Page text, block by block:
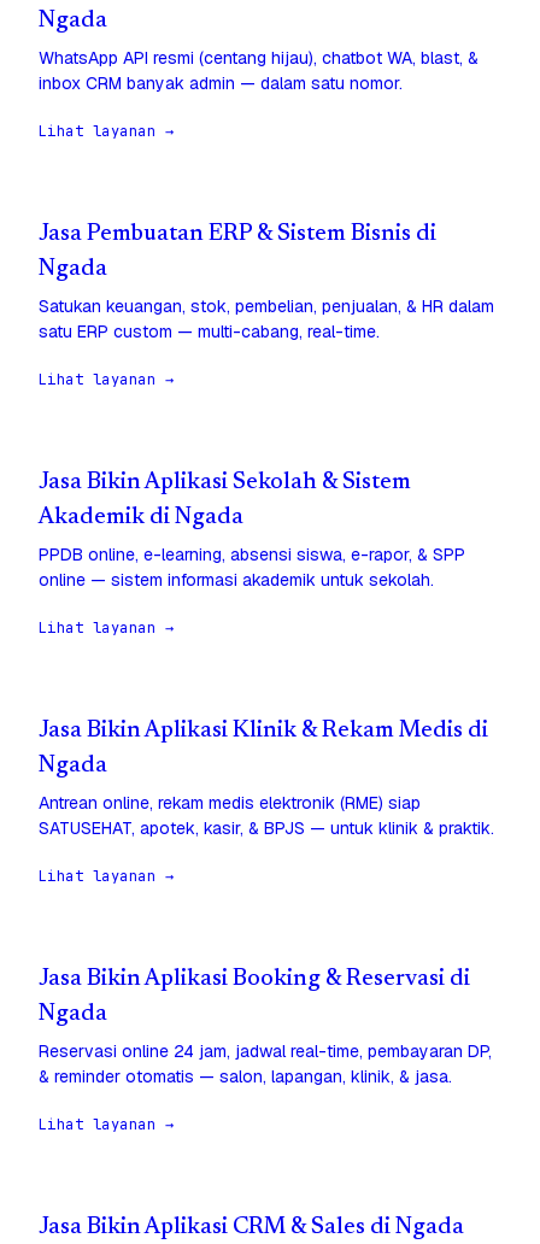
Ngada
WhatsApp API resmi (centang hijau), chatbot WA, blast, &
inbox CRM banyak admin — dalam satu nomor.
Lihat layanan →
Jasa Pembuatan ERP & Sistem Bisnis di
Ngada
Satukan keuangan, stok, pembelian, penjualan, & HR dalam
satu ERP custom — multi-cabang, real-time.
Lihat layanan →
Jasa Bikin Aplikasi Sekolah & Sistem
Akademik di Ngada
PPDB online, e-learning, absensi siswa, e-rapor, & SPP
online — sistem informasi akademik untuk sekolah.
Lihat layanan →
Jasa Bikin Aplikasi Klinik & Rekam Medis di
Ngada
Antrean online, rekam medis elektronik (RME) siap
SATUSEHAT, apotek, kasir, & BPJS — untuk klinik & praktik.
Lihat layanan →
Jasa Bikin Aplikasi Booking & Reservasi di
Ngada
Reservasi online 24 jam, jadwal real-time, pembayaran DP,
& reminder otomatis — salon, lapangan, klinik, & jasa.
Lihat layanan →
Jasa Bikin Aplikasi CRM & Sales di Ngada